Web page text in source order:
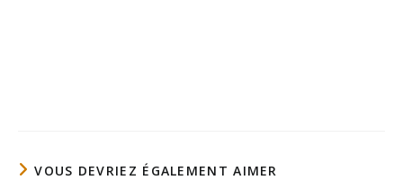
VOUS DEVRIEZ ÉGALEMENT AIMER